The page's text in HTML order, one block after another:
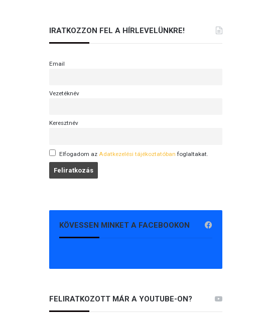
IRATKOZZON FEL A HÍRLEVELÜNKRE!
Email
Vezetéknév
Keresztnév
Elfogadom az Adatkezelési tájékoztatóban foglaltakat.
KÖVESSEN MINKET A FACEBOOKON
FELIRATKOZOTT MÁR A YOUTUBE-ON?